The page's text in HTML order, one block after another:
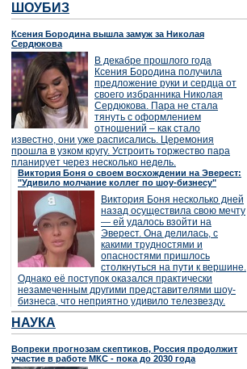
ШОУБИЗ
Ксения Бородина вышла замуж за Николая
Сердюкова
В декабре прошлого года
Ксения Бородина получила
предложение руки и сердца от
своего избранника Николая
Сердюкова. Пара не стала
тянуть с оформлением
отношений – как стало
известно, они уже расписались. Церемония
прошла в узком кругу. Устроить торжество пара
планирует через несколько недель.
Виктория Боня о своем восхождении на Эверест:
"Удивило молчание коллег по шоу-бизнесу"
Виктория Боня несколько дней
назад осуществила свою мечту
— ей удалось взойти на
Эверест. Она делилась, с
какими трудностями и
опасностями пришлось
столкнуться на пути к вершине.
Однако её поступок оказался практически
незамеченным другими представителями шоу-
бизнеса, что неприятно удивило телезвезду.
НАУКА
Вопреки прогнозам скептиков, Россия продолжит
участие в работе МКС - пока до 2030 года